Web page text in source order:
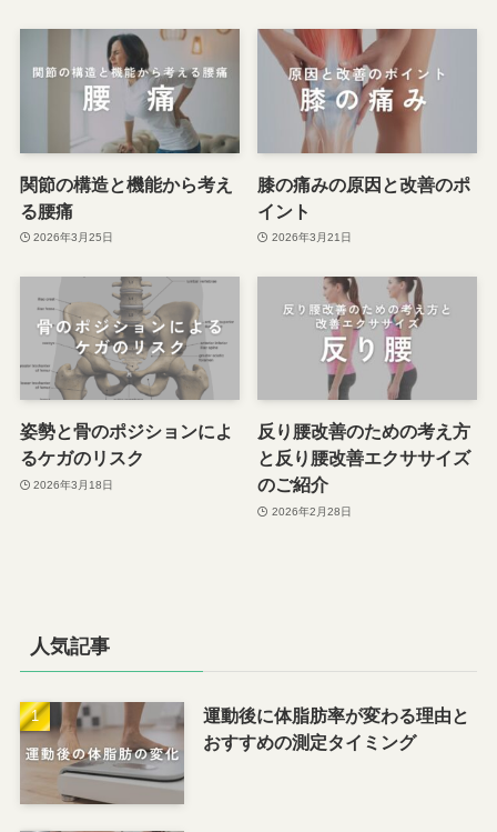
関節の構造と機能から考え
る腰痛
2026年3月25日
膝の痛みの原因と改善のポ
イント
2026年3月21日
姿勢と骨のポジションによ
るケガのリスク
2026年3月18日
反り腰改善のための考え方
と反り腰改善エクササイズ
のご紹介
2026年2月28日
人気記事
運動後に体脂肪率が変わる理由と
おすすめの測定タイミング